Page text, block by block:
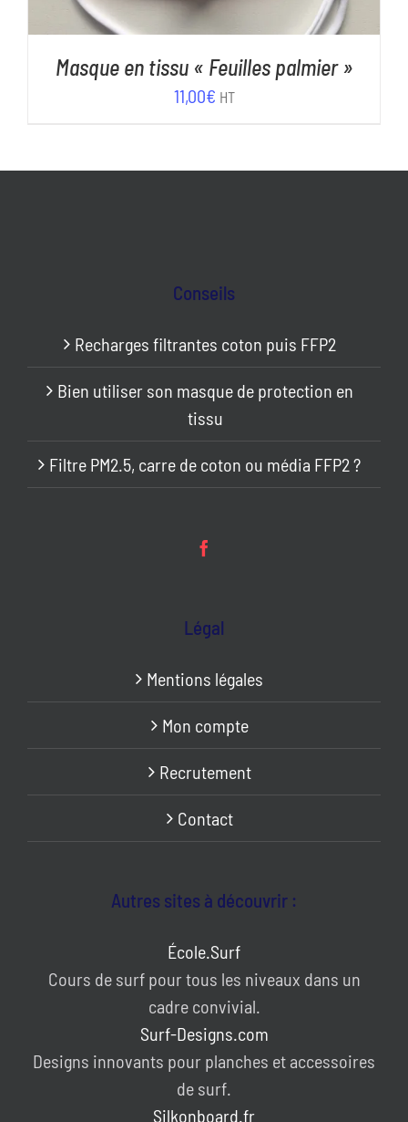
Masque en tissu « Feuilles palmier »
11,00€ HT
Conseils
Recharges filtrantes coton puis FFP2
Bien utiliser son masque de protection en
tissu
Filtre PM2.5, carre de coton ou média FFP2 ?
Légal
Mentions légales
Mon compte
Recrutement
Contact
Autres sites à découvrir :
École.Surf
Cours de surf pour tous les niveaux dans un
cadre convivial.
Surf-Designs.com
Designs innovants pour planches et accessoires
de surf.
Silkonboard.fr